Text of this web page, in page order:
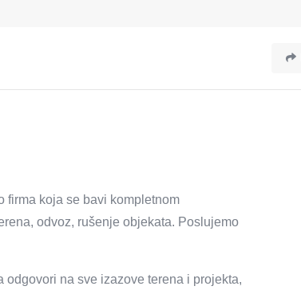
firma koja se bavi kompletnom
odvoz, rušenje objekata. Poslujemo
na sve izazove terena i projekta,